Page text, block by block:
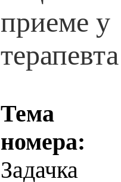
Тема
номера:
Задачка